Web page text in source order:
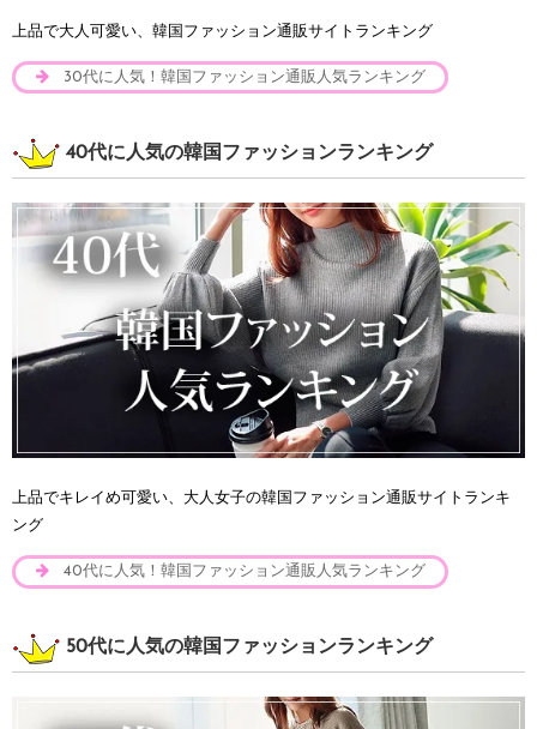
上品で大人可愛い、韓国ファッション通販サイトランキング
30代に人気！韓国ファッション通販人気ランキング
40代に人気の韓国ファッションランキング
上品でキレイめ可愛い、大人女子の韓国ファッション通販サイトランキ
ング
40代に人気！韓国ファッション通販人気ランキング
50代に人気の韓国ファッションランキング